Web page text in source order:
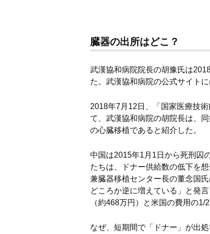
臓器の出所はどこ？
武漢協和病院院長の胡豫氏は
た。武漢協和病院の公式サイト
2018年7月12日、「国家医療技
て、武漢協和病院の胡院長は、
の心臓移植であると紹介した。
中国は2015年1月1日から死刑囚
たちは、ドナー供給数の低下を
兼臓器移植センター長の董念国
どころか逆に増えている」と発
（約468万円）と米国の費用の1/
なぜ、短期間で「ドナー」が出